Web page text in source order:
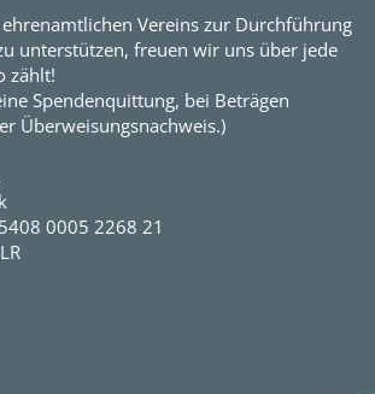
Vereins zur Durchführung
unterstützen, freuen wir uns über jede
zählt!
Spendenquittung, bei Beträgen
Überweisungsnachweis.)
0005 2268 21